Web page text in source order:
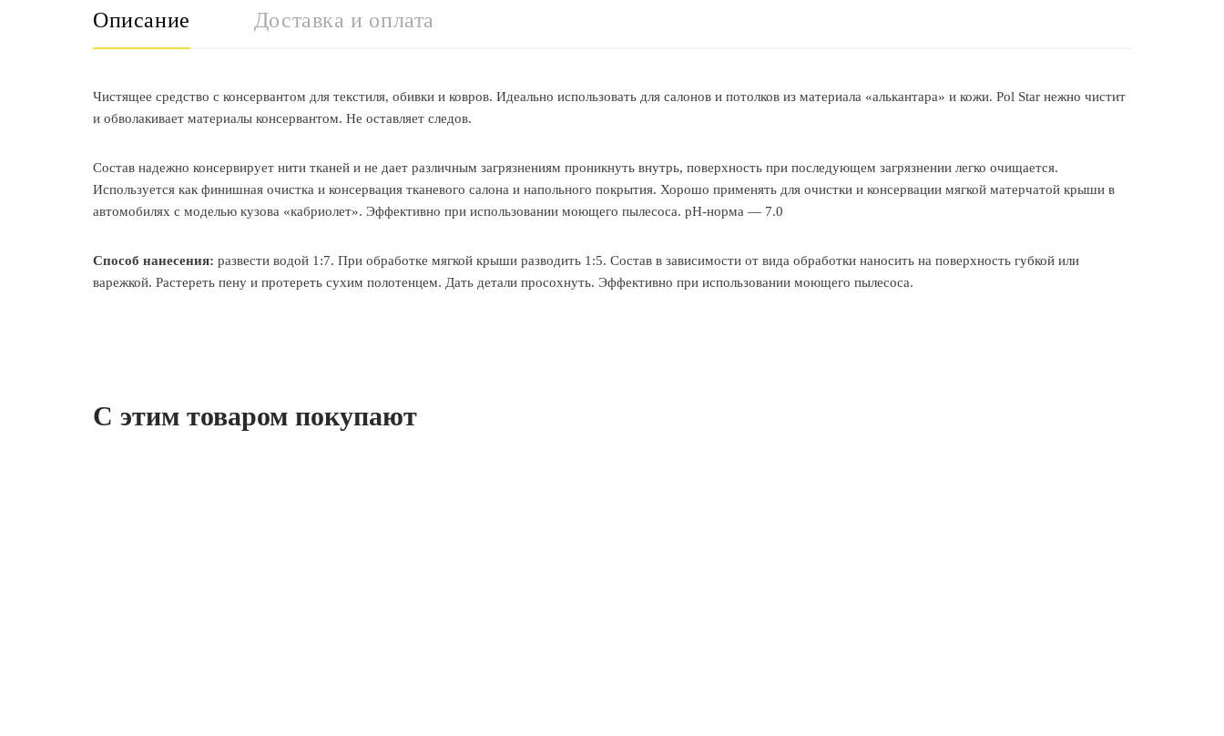
Описание Доставка и оплата
Чистящее средство с консервантом для текстиля, обивки и ковров. Идеально использовать для салонов и потолков из материала «алькантара» и кожи. Pol Star нежно чистит
и обволакивает материалы консервантом. Не оставляет следов.
Состав надежно консервирует нити тканей и не дает различным загрязнениям проникнуть внутрь, поверхность при последующем загрязнении легко очищается.
Используется как финишная очистка и консервация тканевого салона и напольного покрытия. Хорошо применять для очистки и консервации мягкой матерчатой крыши в
автомобилях с моделью кузова «кабриолет». Эффективно при использовании моющего пылесоса. pH-норма — 7.0
Способ нанесения: развести водой 1:7. При обработке мягкой крыши разводить 1:5. Состав в зависимости от вида обработки наносить на поверхность губкой или
варежкой. Растереть пену и протереть сухим полотенцем. Дать детали просохнуть. Эффективно при использовании моющего пылесоса.
С этим товаром покупают